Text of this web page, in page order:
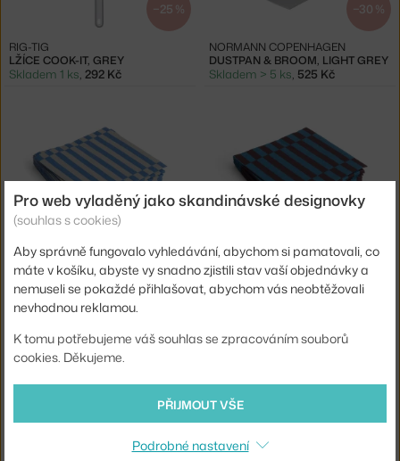
−25 %
LŽÍCE COOK-IT, GREY
RIG-TIG
Skladem 1 ks, 292 Kč
−30 %
DUSTPAN & BROOM, LIGHT GREY
NORMANN COPENHAGEN
Skladem > 5 ks, 525 Kč
UBROUSKY PATTERN LUNCH 20KS, GREY AND BLUE PILLAR STRIPE
HAY
Skladem > 5 ks,94 Kč
HAY
Skladem > 5 ks,94 Kč
Pro web vyladěný jako skandinávské designovky
(souhlas s cookies)
Aby správně fungovalo vyhledávání, abychom si pamatovali, co
máte v košíku, abyste vy snadno zjistili stav vaší objednávky a
nemuseli se pokaždé přihlašovat, abychom vás neobtěžovali
nevhodnou reklamou.
K tomu potřebujeme váš souhlas se zpracováním souborů
cookies. Děkujeme.
PŘIJMOUT VŠE
Podrobné nastavení